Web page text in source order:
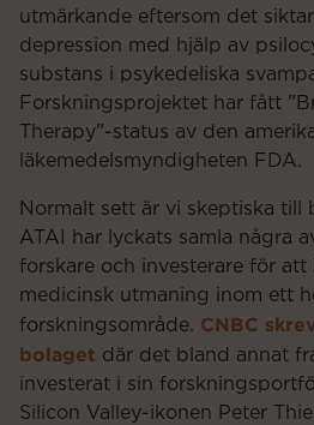
utmärkande eftersom det
depression med hjälp av
substans i psykedeliska
Forskningsprojektet har fått
Therapy”-status av den
läkemedelsmyndigheten FDA.
Normalt sett är vi skeptiska till
ATAI har lyckats samla några
forskare och investerare för
medicinsk utmaning inom ett
forskningsområde. CNBC
bolaget där det bland annat
investerat i sin
Silicon Valley-ikonen Peter